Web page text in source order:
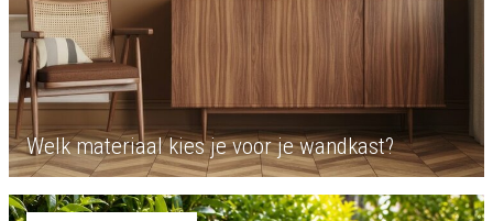
Welk materiaal kies je voor je wandkast?